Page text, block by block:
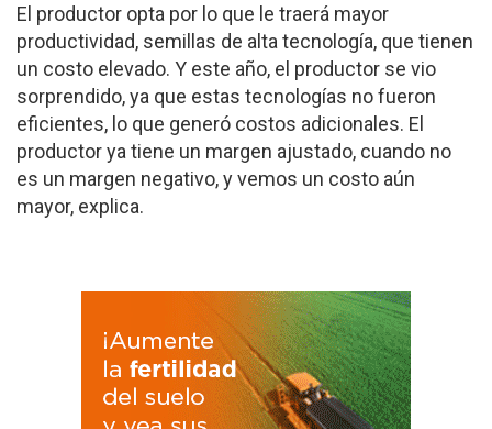
El productor opta por lo que le traerá mayor
productividad, semillas de alta tecnología, que tienen
un costo elevado. Y este año, el productor se vio
sorprendido, ya que estas tecnologías no fueron
eficientes, lo que generó costos adicionales. El
productor ya tiene un margen ajustado, cuando no
es un margen negativo, y vemos un costo aún
mayor, explica.